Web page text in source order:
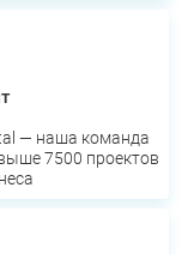
— наша команда
7500 проектов